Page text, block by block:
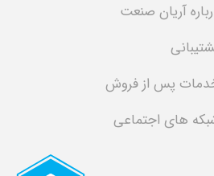
آریان صنعت
پس از فروش
های اجتماعی